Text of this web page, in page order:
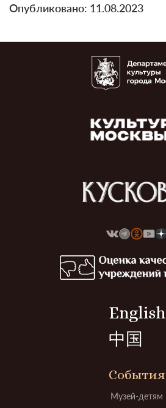
Опубликовано: 11.08.2023
English
中国
События
Музей-детям